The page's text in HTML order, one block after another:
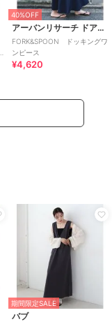
40%OFF
アーバンリサーチ ドアーズ
FORK&SPOON ドッキングワ
ンピース
¥4,620
期間限定SALE
バブ